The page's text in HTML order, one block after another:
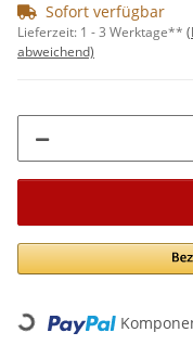
Sofort verfügbar
Lieferzeit: 1 - 3 Werktage**
abweichend)
Loading...